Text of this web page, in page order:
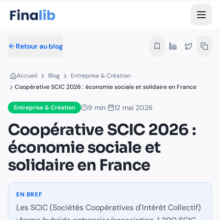
Coopérative SCIC 2026 : économie
Par Équipe Finalib
- Publié le 12 mai 2026
Accueil›Blog ›Entreprise & Création
SCIC 2026
Dans cet article :
Le concept SCIC
Fiscalité SCIC
Création SCIC
Cas pratiques
Avantages SCIC
Inconvénients
Différences vs autres formes
FAQ SCIC 2026
Retour au blog
Accueil Blog
Entreprise & Création
Coopérative SCIC 2026 : économie sociale et solidaire en France
Entreprise & Création 9 min 12 mai 2026
Coopérative SCIC 2026 :
économie sociale et
solidaire en France
EN BREF
Les SCIC (Sociétés Coopératives d'Intérêt Collectif)